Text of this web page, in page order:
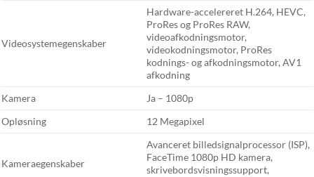
Videosystemegenskaber
Hardware-accelereret H.264, HEVC,
ProRes og ProRes RAW,
videoafkodningsmotor,
videokodningsmotor, ProRes
kodnings- og afkodningsmotor, AV1
afkodning
Kamera
Ja – 1080p
Opløsning
12 Megapixel
Kameraegenskaber
Avanceret billedsignalprocessor (ISP),
FaceTime 1080p HD kamera,
skrivebordsvisningssupport,